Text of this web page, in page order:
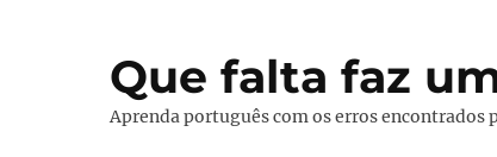
Que falta faz
Aprenda português com os erros encontrados